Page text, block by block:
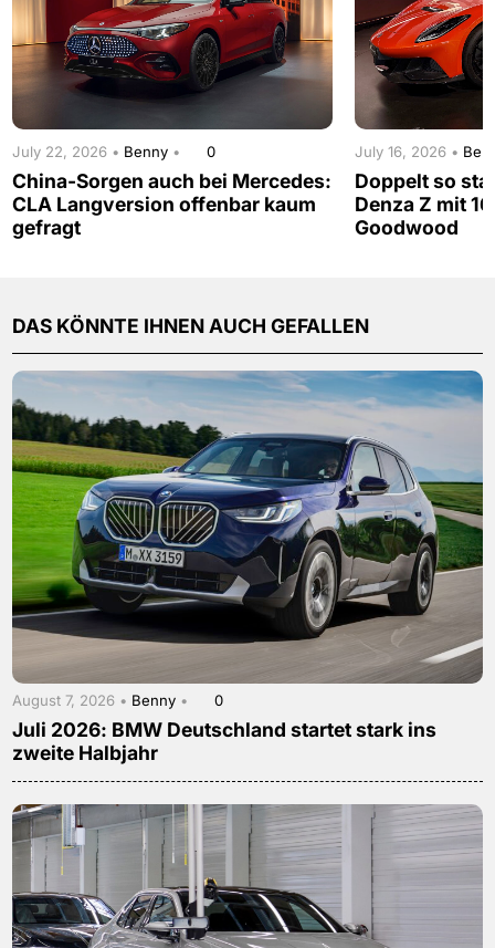
July 22, 2026 • Benny • 0
China-Sorgen auch bei Mercedes:
CLA Langversion offenbar kaum
gefragt
July 16, 2026 •
Doppelt so
Denza Z mit
Goodwood
DAS KÖNNTE IHNEN AUCH GEFALLEN
August 7, 2026 • Benny • 0
Juli 2026: BMW Deutschland startet stark ins
zweite Halbjahr